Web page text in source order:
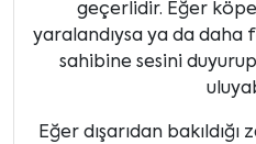
geçerlidir. Eğer
yaralandıysa ya da daha
sahibine sesini
Eğer dışarıdan